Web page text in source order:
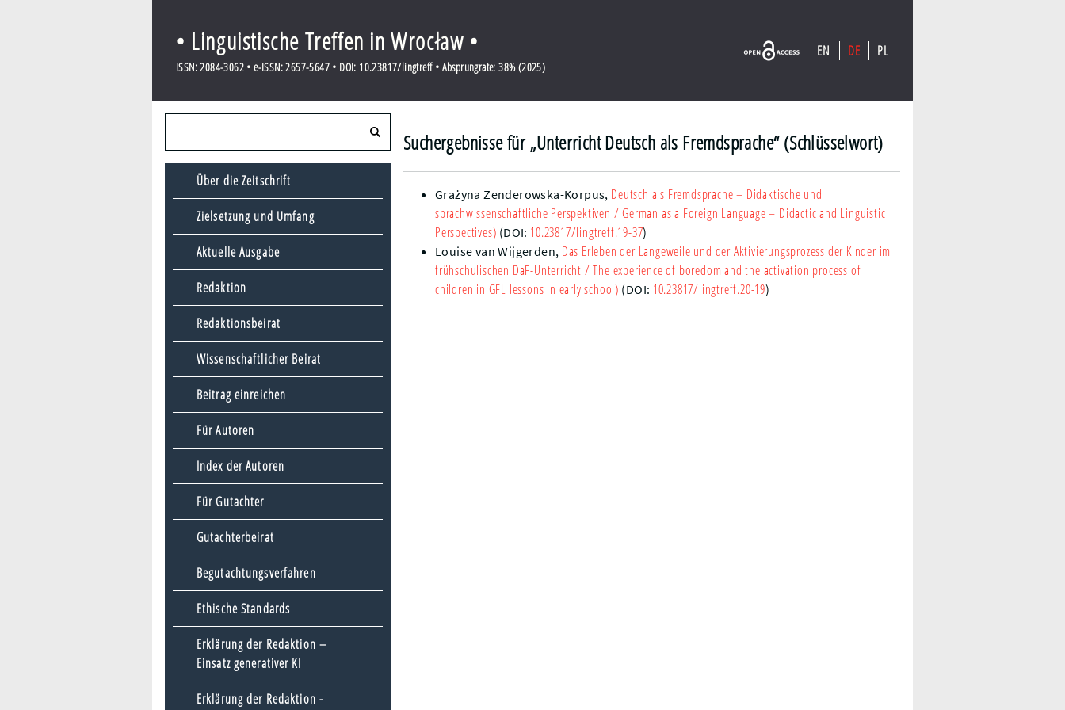
• Linguistische Treffen in Wrocław •
ISSN: 2084-3062 • e-ISSN: 2657-5647 • DOI: 10.23817/lingtreff • Absprungrate: 38% (2025)
EN DE PL
Über die Zeitschrift
Zielsetzung und Umfang
Aktuelle Ausgabe
Redaktion
Redaktionsbeirat
Wissenschaftlicher Beirat
Beitrag einreichen
Für Autoren
Index der Autoren
Für Gutachter
Gutachterbeirat
Begutachtungsverfahren
Ethische Standards
Erklärung der Redaktion –
Einsatz generativer KI
Erklärung der Redaktion -
Suchergebnisse für „Unterricht Deutsch als Fremdsprache“ (Schlüsselwort)
Grażyna Zenderowska-Korpus, Deutsch als Fremdsprache – Didaktische und
sprachwissenschaftliche Perspektiven / German as a Foreign Language – Didactic and Linguistic
Perspectives) (DOI: 10.23817/lingtreff.19-37)
Louise van Wijgerden, Das Erleben der Langeweile und der Aktivierungsprozess der Kinder im
frühschulischen DaF-Unterricht / The experience of boredom and the activation process of
children in GFL lessons in early school) (DOI: 10.23817/lingtreff.20-19)